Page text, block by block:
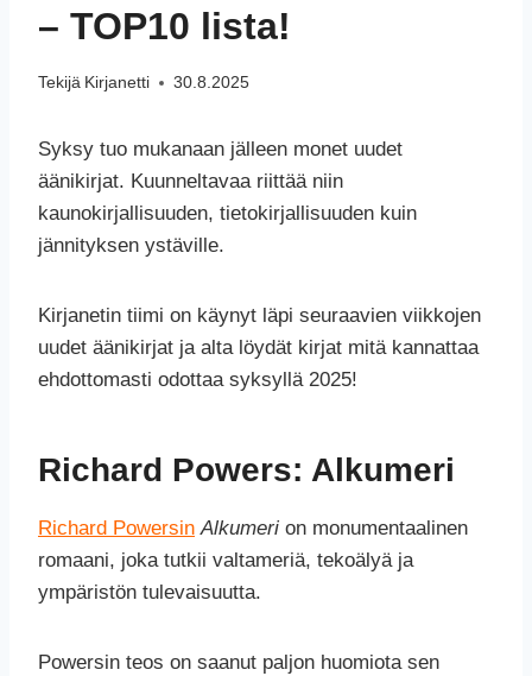
– TOP10 lista!
Tekijä Kirjanetti 30.8.2025
Syksy tuo mukanaan jälleen monet uudet
äänikirjat. Kuunneltavaa riittää niin
kaunokirjallisuuden, tietokirjallisuuden kuin
jännityksen ystäville.
Kirjanetin tiimi on käynyt läpi seuraavien viikkojen
uudet äänikirjat ja alta löydät kirjat mitä kannattaa
ehdottomasti odottaa syksyllä 2025!
Richard Powers: Alkumeri
Richard Powersin Alkumeri on monumentaalinen
romaani, joka tutkii valtameriä, tekoälyä ja
ympäristön tulevaisuutta.
Powersin teos on saanut paljon huomiota sen